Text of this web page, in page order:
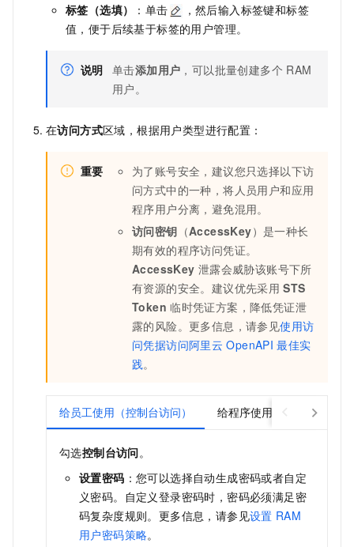
标签 （选填） ：单击
，然后输入标签键和标签
值，便于后续基于标签的用户管理。
说明 单击添加用户 ，可以批量创建多个 RAM
用户。
在访问方式区域，根据用户类型进行配置：
重要
为了账号安全，建议您只选择以下访
问方式中的一种，将人员用户和应用
程序用户分离，避免混用。
访问密钥 （AccessKey）是一种长
期有效的程序访问凭证。
AccessKey 泄露会威胁该账号下所
有资源的安全。建议优先采用 STS
Token 临时凭证方案，降低凭证泄
露的风险。更多信息，请参见使用访
问凭据访问阿里云 OpenAPI 最佳实
践。
给员工使用（控制台访问） 给程序使用（使用永久
勾选控制台访问。
设置密码 ：您可以选择自动生成密码或者自定
义密码。自定义登录密码时，密码必须满足密
码复杂度规则。更多信息，请参见设置 RAM
用户密码策略。